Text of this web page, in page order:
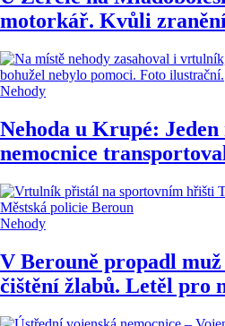
motorkář. Kvůli
Nehody
Nehoda u Krupé:
nemocnice
Nehody
V Berouně propadl
čištění žlabů. Letěl pro